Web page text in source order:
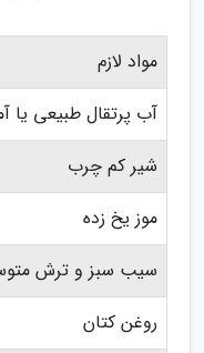
مواد لازم
آب پرتقال طبیعی یا
شیر کم چرب
موز یخ زده
سیب سبز و ترش
روغن کتان